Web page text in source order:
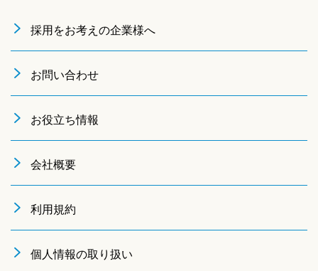
採用をお考えの企業様へ
お問い合わせ
お役立ち情報
会社概要
利用規約
個人情報の取り扱い